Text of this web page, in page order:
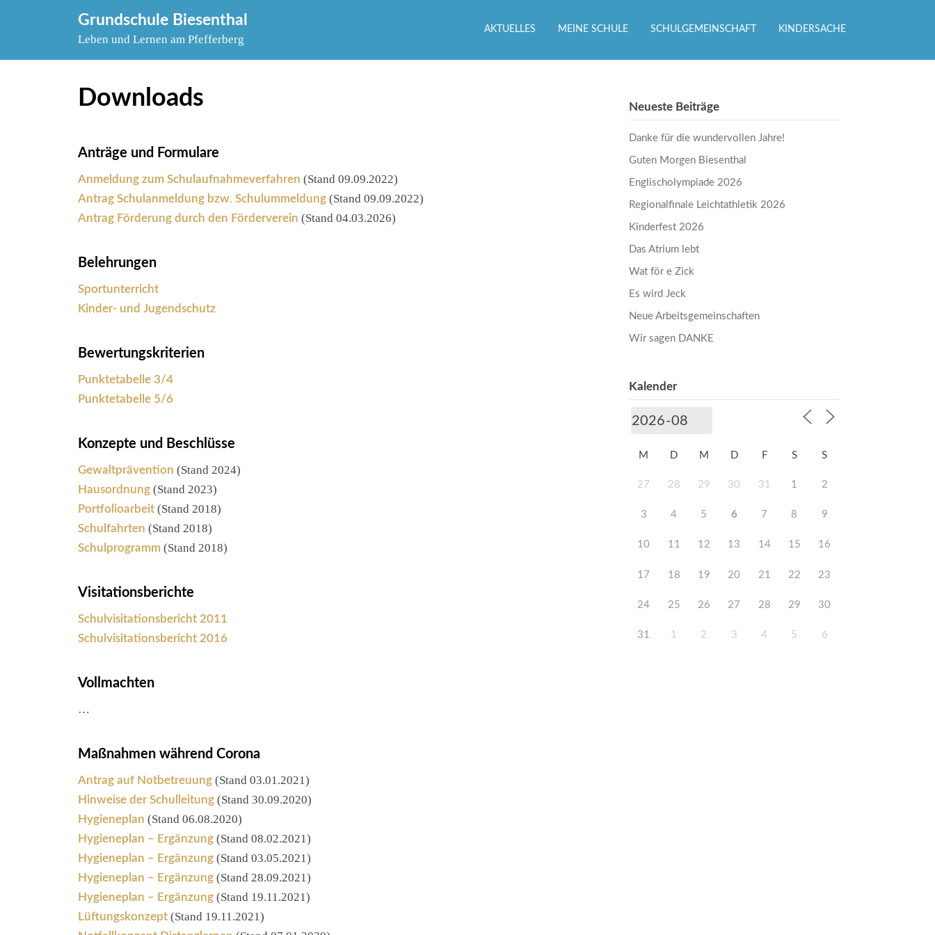
Grundschule Biesenthal
Leben und Lernen am Pfefferberg
AKTUELLES MEINE SCHULE SCHULGEMEINSCHAFT KINDERSACHE
Downloads
Anträge und Formulare
Anmeldung zum Schulaufnahmeverfahren (Stand 09.09.2022)
Antrag Schulanmeldung bzw. Schulummeldung (Stand 09.09.2022)
Antrag Förderung durch den Förderverein (Stand 04.03.2026)
Belehrungen
Sportunterricht
Kinder- und Jugendschutz
Bewertungskriterien
Punktetabelle 3/4
Punktetabelle 5/6
Konzepte und Beschlüsse
Gewaltprävention (Stand 2024)
Hausordnung (Stand 2023)
Portfolioarbeit (Stand 2018)
Schulfahrten (Stand 2018)
Schulprogramm (Stand 2018)
Visitationsberichte
Schulvisitationsbericht 2011
Schulvisitationsbericht 2016
Vollmachten
…
Maßnahmen während Corona
Antrag auf Notbetreuung (Stand 03.01.2021)
Hinweise der Schulleitung (Stand 30.09.2020)
Hygieneplan (Stand 06.08.2020)
Hygieneplan – Ergänzung (Stand 08.02.2021)
Hygieneplan – Ergänzung (Stand 03.05.2021)
Hygieneplan – Ergänzung (Stand 28.09.2021)
Hygieneplan – Ergänzung (Stand 19.11.2021)
Lüftungskonzept (Stand 19.11.2021)
Neueste Beiträge
Danke für die wundervollen Jahre!
Guten Morgen Biesenthal
Englischolympiade 2026
Regionalfinale Leichtathletik 2026
Kinderfest 2026
Das Atrium lebt
Wat för e Zick
Es wird Jeck
Neue Arbeitsgemeinschaften
Wir sagen DANKE
Kalender
M D M D F S S
27 28 29 30 31 1 2
3 4 5 6 7 8 9
10 11 12 13 14 15 16
17 18 19 20 21 22 23
24 25 26 27 28 29 30
31 1 2 3 4 5 6